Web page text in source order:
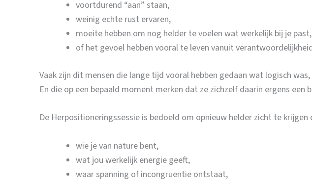
voortdurend “aan” staan,
weinig echte rust ervaren,
moeite hebben om nog helder te voelen wat werkelijk bij je past,
of het gevoel hebben vooral te leven vanuit
Vaak zijn dit mensen die lange tijd vooral hebben gedaan wat logisch
En die op een bepaald moment merken dat ze zichzelf daarin ergens een
De Herpositioneringssessie is bedoeld om opnieuw helder zicht te krijgen
wie je van nature bent,
wat jou werkelijk energie geeft,
waar spanning of incongruentie ontstaat,